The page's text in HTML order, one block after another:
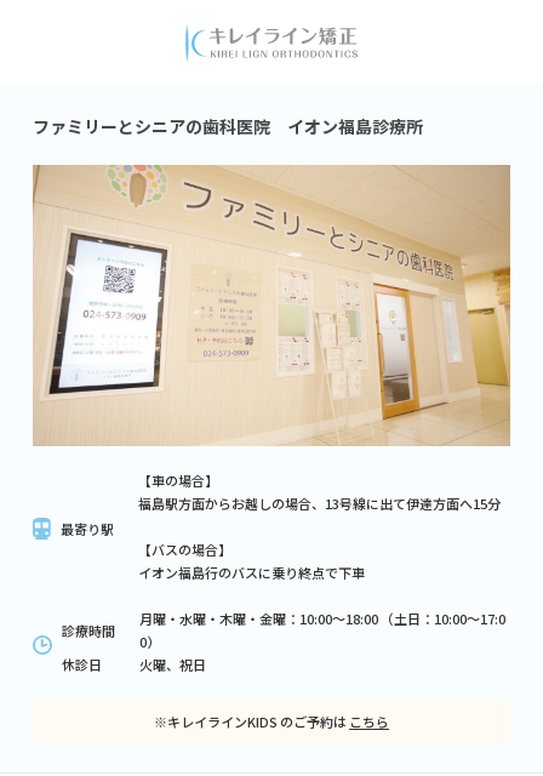
ファミリーとシニアの歯科医院 イオン福島診療所
最寄り駅
【車の場合】
福島駅方面からお越しの場合、13号線に出て伊達方面へ15分
【バスの場合】
イオン福島行のバスに乗り終点で下車
診療時間
月曜・水曜・木曜・金曜：10:00～18:00 （土日：10:00～17:0
0）
休診日
火曜、祝日
※キレイラインKIDS のご予約は こちら